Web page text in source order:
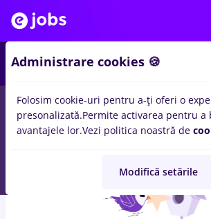
locuri de muncacu salarii Full time in
pentruStudent, Fara experientainBanci,
Administrare cookies 🍪
Folosim cookie-uri pentru a-ți oferi o
presonalizată.Permite activarea pentru a
avantajele lor.Vezi politica noastră de
Modifică setările